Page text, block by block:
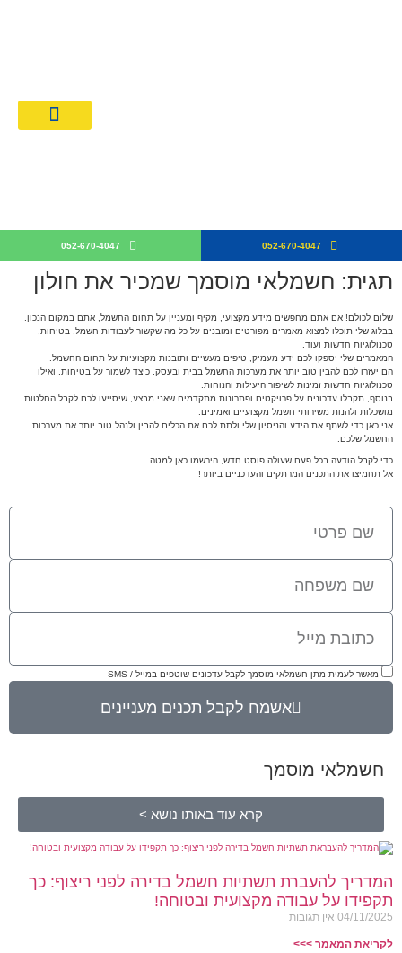
052-670-4047
052-670-4047
תגית: חשמלאי מוסמך שמכיר את חולון
שלום לכולם! אם אתם מחפשים מידע מקצועי, מקיף ומעניין על תחום החשמל, אתם במקום הנכון.
בבלוג שלי תוכלו למצוא מאמרים מפורטים ומובנים על כל מה שקשור לעבודות חשמל, בטיחות,
טכנולוגיות חדשות ועוד.
המאמרים שלי יספקו לכם ידע מעמיק, טיפים מעשיים ותובנות מקצועיות על תחום החשמל.
הם יעזרו לכם להבין טוב יותר את מערכות החשמל בבית ובעסק, כיצד לשמור על בטיחות, ואילו
טכנולוגיות חדשות זמינות לשיפור היעילות והנוחות.
בנוסף, תקבלו עדכונים על פרויקטים ופתרונות מתקדמים שאני מבצע, שיסייעו לכם לקבל החלטות
מושכלות ולהנות משירותי חשמל מקצועיים ואמינים.
אני כאן כדי לשתף את הידע והניסיון שלי ולתת לכם את הכלים להבין ולנהל טוב יותר את מערכות
החשמל שלכם.
כדי לקבל הודעה בכל פעם שעולה פוסט חדש, הירשמו כאן למטה.
אל תחמיצו את התכנים המרתקים והעדכניים ביותר!
מאשר לעמית מתן חשמלאי מוסמך לקבל עדכונים שוטפים במייל / SMS
אשמח לקבל תכנים מעניינים
חשמלאי מוסמך
קרא עוד באותו נושא >
המדריך להעברת תשתיות חשמל בדירה לפני ריצוף: כך
תקפידו על עבודה מקצועית ובטוחה!
04/11/2025 אין תגובות
לקריאת המאמר >>>